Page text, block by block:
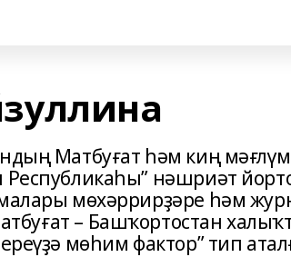
Матбуғат һәм киң
нәшриәт
мөхәррирҙәре һәм
– Башҡортостан
мөһим фактор” тип